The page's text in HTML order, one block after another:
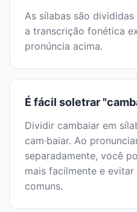
As sílabas são divididas
a transcrição fonética
pronúncia acima.
É fácil soletrar
Dividir cambaiar em
cam·baiar. Ao
separadamente, você
mais facilmente e
comuns.